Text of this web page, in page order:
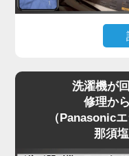
カビも一緒にリセッ
「トラブル前より
れる、一石二鳥の
たトラブルは、給
フィルター詰まり
修理には洗濯機の
洗濯機が
修理か
（Panasonic
那須